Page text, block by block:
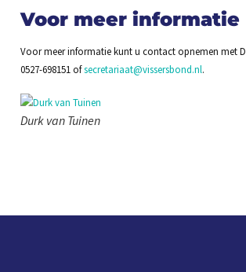
Voor meer informatie
Voor meer informatie kunt u contact opnemen met
0527-698151 ofsecretariaat@vissersbond.nl.
Durk van Tuinen